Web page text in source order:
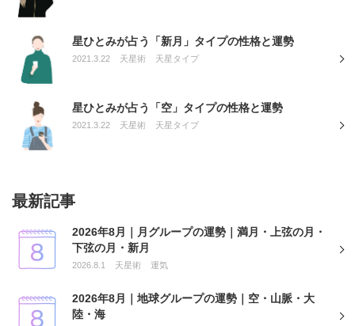
星ひとみが占う「新月」タイプの性格と運勢
2021.3.22 天星術 天星タイプ
星ひとみが占う「空」タイプの性格と運勢
2021.3.22 天星術 天星タイプ
最新記事
2026年8月｜月グループの運勢｜満月・上弦の月・
下弦の月・新月
2026.8.1 天星術 運気
2026年8月｜地球グループの運勢｜空・山脈・大
陸・海